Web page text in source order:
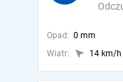
Opad: 0 mm
Wiatr:
14 km/h